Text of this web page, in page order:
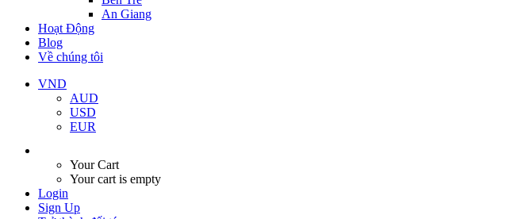
An Giang
Hoạt Động
Blog
Về chúng tôi
VND
AUD
USD
EUR
Your Cart
Your cart is empty
Login
Sign Up